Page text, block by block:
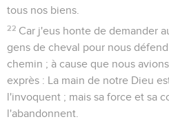
tous nos biens.
22 Car j'eus honte de demander
gens de cheval pour nous
chemin ; à cause que nous
exprès : La main de notre Dieu
l'invoquent ; mais sa force et sa
l'abandonnent.